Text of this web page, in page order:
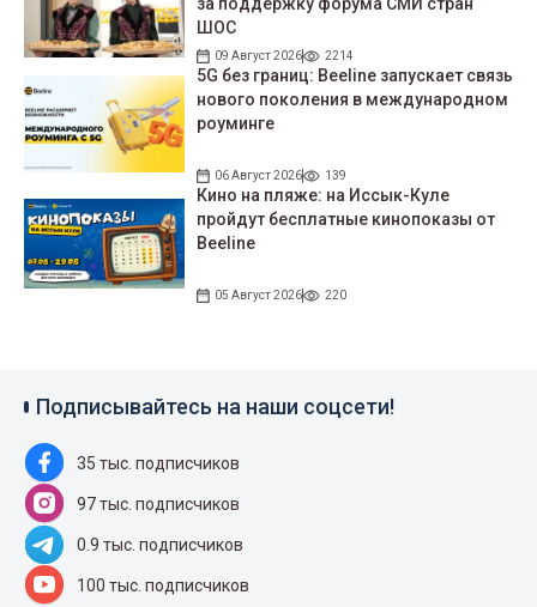
за поддержку форума СМИ стран
ШОС
09 Август 2026 2214
5G без границ: Beeline запускает связь
нового поколения в международном
роуминге
06 Август 2026 139
Кино на пляже: на Иссык-Куле
пройдут беcплатные кинопоказы от
Beeline
05 Август 2026 220
Подписывайтесь на наши соцсети!
35 тыс. подписчиков
97 тыс. подписчиков
0.9 тыс. подписчиков
100 тыс. подписчиков